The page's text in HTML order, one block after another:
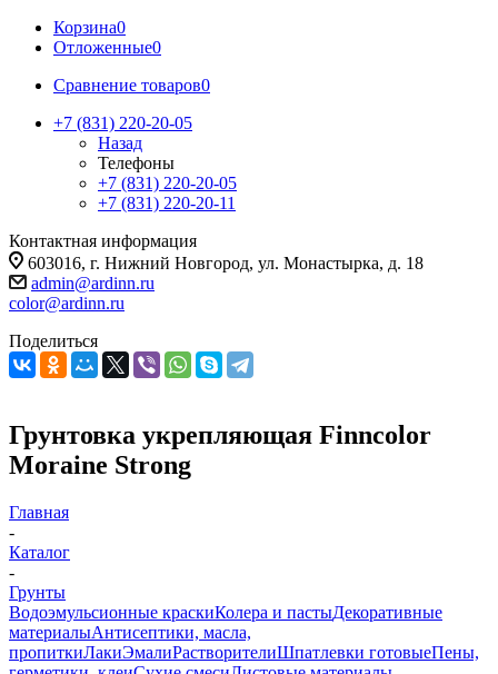
Корзина0
Отложенные0
Сравнение товаров0
+7 (831) 220-20-05
Назад
Телефоны
+7 (831) 220-20-05
+7 (831) 220-20-11
Контактная информация
603016, г. Нижний Новгород, ул. Монастырка, д. 18
admin@ardinn.ru
color@ardinn.ru
Поделиться
Грунтовка укрепляющая Finncolor
Moraine Strong
Главная
-
Каталог
-
Грунты
Водоэмульсионные краскиКолера и пастыДекоративные
материалыАнтисептики, масла,
пропиткиЛакиЭмалиРастворителиШпатлевки готовыеПены,